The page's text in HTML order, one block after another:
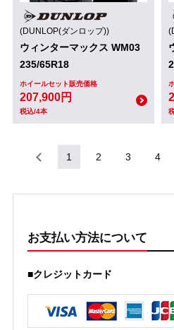
(DUNLOP(ダンロップ))
ウィンターマックス WM03
235/65R18
ホイールセット販売価格
207,900円
税込/4本
1 2 3 4
お支払い方法について
■クレジットカード